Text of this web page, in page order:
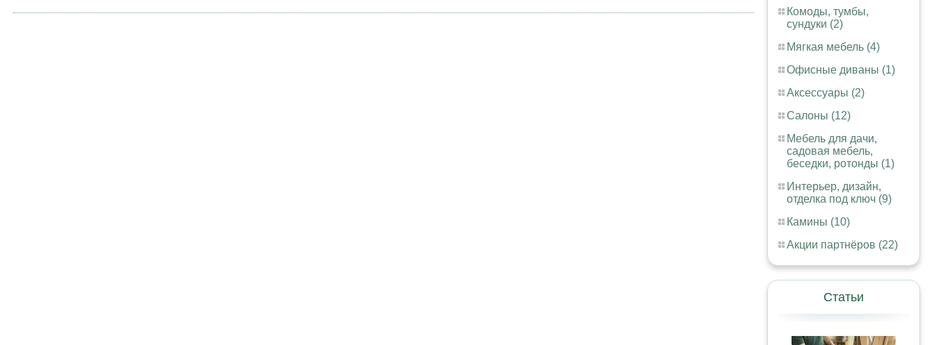
Комоды, тумбы,
сундуки (2)
Мягкая мебель (4)
Офисные диваны (1)
Аксессуары (2)
Салоны (12)
Мебель для дачи,
садовая мебель,
беседки, ротонды (1)
Интерьер, дизайн,
отделка под ключ (9)
Камины (10)
Акции партнёров (22)
Статьи